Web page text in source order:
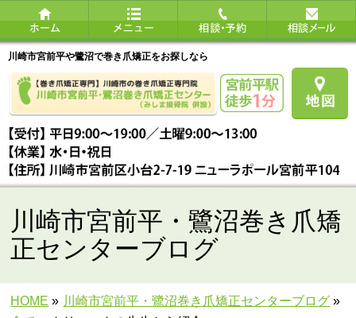
川崎市宮前平や鷺沼で巻き爪矯正をお探しなら
川崎市宮前平・鷺沼巻き爪矯
正センターブログ
HOME » 川崎市宮前平・鷺沼巻き爪矯正センターブログ »